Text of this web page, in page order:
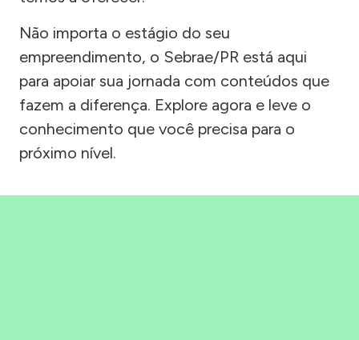
Não importa o estágio do seu
empreendimento, o Sebrae/PR está aqui
para apoiar sua jornada com conteúdos que
fazem a diferença. Explore agora e leve o
conhecimento que você precisa para o
próximo nível.